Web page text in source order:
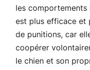
les comportements
est plus efficace et
de punitions, car
coopérer
le chien et son